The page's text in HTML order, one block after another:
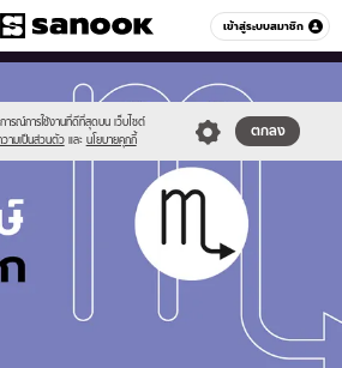
เข้าสู่ระบบสมาชิก
หมวดอื่นๆ
การณ์การใช้งานที่ดีที่สุดบน เว็บไซต์
วามเป็นส่วนตัว และ นโยบายคุกกี้
ตกลง